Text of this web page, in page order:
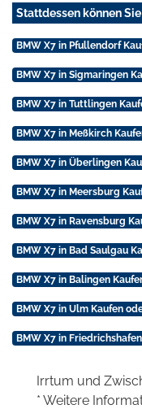
Stattdessen können
BMW X7 in Pfullendorf
BMW X7 in Sigmaringen
BMW X7 in Tuttlingen
BMW X7 in Meßkirch
BMW X7 in Überlingen
BMW X7 in Meersburg
BMW X7 in Ravensburg
BMW X7 in Bad Saulgau
BMW X7 in Balingen
BMW X7 in Ulm Kaufen
BMW X7 in
Irrtum und
* Weitere